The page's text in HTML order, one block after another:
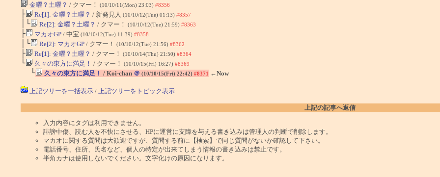
金曜？土曜？ / クマー！ (10/10/11(Mon) 23:03) #8356
├ Re[1]: 金曜？土曜？ / 新発見人 (10/10/12(Tue) 01:13) #8357
│└ Re[2]: 金曜？土曜？ / クマー！ (10/10/12(Tue) 21:59) #8363
├ マカオGP/ 中宝 (10/10/12(Tue) 11:39) #8358
│└ Re[2]: マカオGP/ クマー！ (10/10/12(Tue) 21:56) #8362
├ Re[1]: 金曜？土曜？ / クマー！ (10/10/14(Thu) 21:50) #8364
└ 久々の東方に満足！ / クマー！ (10/10/15(Fri) 16:27) #8369
└ 久々の東方に満足！ / Koi-chan ＠ (10/10/15(Fri) 22:42) #8371 ←Now
上記ツリーを一括表示/ 上記ツリーをトピック表示
上記の記事へ返信
入力内容にタグは利用できません。
誹謗中傷、読む人を不快にさせる、HPに運営に支障を与える書き込みは管理人の判断で削除します。
マカオに関する質問は大歓迎ですが、質問する前に【検索】で同じ質問がないか確認して下さい。
電話番号、住所、氏名など、個人の特定が出来てしまう情報の書き込みは禁止です。
半角カナは使用しないでください。文字化けの原因になります。